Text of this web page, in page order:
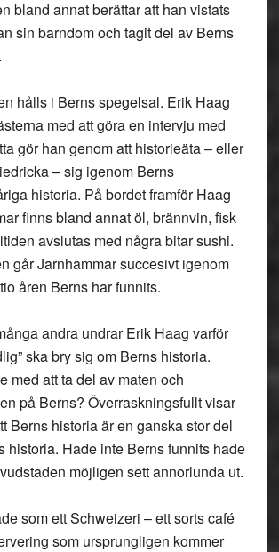
bland annat berättar att han vistats
sin barndom och tagit del av Berns
hålls i Berns spegelsal. Erik Haag
med att göra en intervju med
gör han genom att historieäta – eller
– sig igenom Berns
historia. På bordet framför Haag
finns bland annat öl, brännvin, fisk
avslutas med några bitar sushi.
går Jarnhammar succesivt igenom
åren Berns har funnits.
andra undrar Erik Haag varför
ska bry sig om Berns historia.
med att ta del av maten och
på Berns? Överraskningsfullt visar
Berns historia är en ganska stor del
historia. Hade inte Berns funnits hade
möjligen sett annorlunda ut.
som ett Schweizeri – ett sorts café
som ursprungligen kommer